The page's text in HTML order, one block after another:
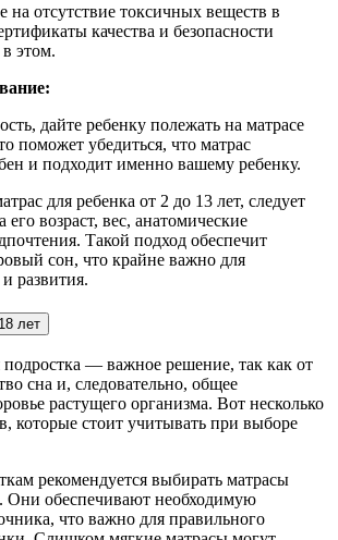
на отсутствие токсичных веществ в
качества и безопасности
этом.
дайте ребенку полежать на матрасе
поможет убедиться, что матрас
и подходит именно вашему ребенку.
для ребенка от 2 до 13 лет, следует
его возраст, вес, анатомические
Такой подход обеспечит
сон, что крайне важно для
развития.
лет
— важное решение, так как от
сна и, следовательно, общее
растущего организма. Вот несколько
которые стоит учитывать при выборе
рекомендуется выбирать матрасы
Они обеспечивают необходимую
что важно для правильного